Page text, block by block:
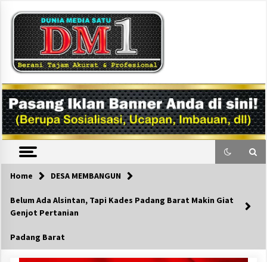
content
DM1
Home DESA MEMBANGUN
Belum Ada Alsintan, Tapi Kades Padang Barat Makin Giat
Genjot Pertanian
Padang Barat